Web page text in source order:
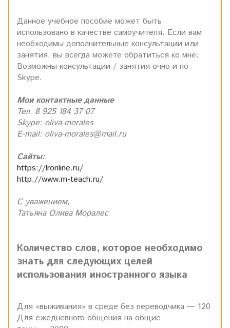
Данное учебное пособие может быть
использовано в качестве самоучителя. Если вам
необходимы дополнительные консультации или
занятия, вы всегда можете обратиться ко мне.
Возможны консультации / занятия очно и по
Skype.
Мои контактные данные
Тел. 8 925 184 37 07
Skype: oliva-morales
E-mail: oliva-morales@mail.ru
Сайты:
https://lronline.ru/
http://www.m-teach.ru/
С уважением,
Татьяна Олива Моралес
Количество слов, которое необходимо
знать для следующих целей
использования иностранного языка
Для «выживания» в среде без переводчика — 120
Для ежедневного общения на общие